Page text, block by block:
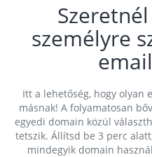
személyre
Itt a lehetőség, hogy olyan
másnak! A folyamatosan
egyedi domain közül
tetszik. Állítsd be 3 perc
mindegyik domain